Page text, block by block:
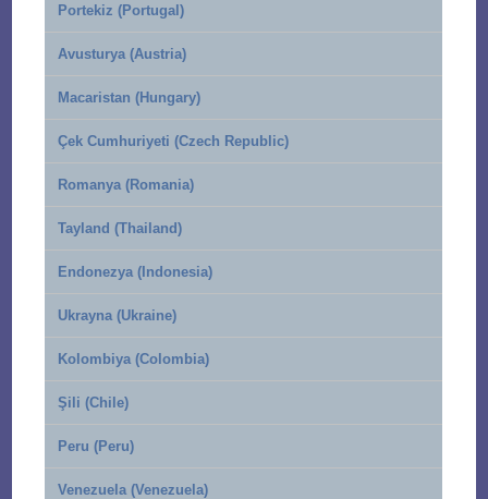
Portekiz (Portugal)
Avusturya (Austria)
Macaristan (Hungary)
Çek Cumhuriyeti (Czech Republic)
Romanya (Romania)
Tayland (Thailand)
Endonezya (Indonesia)
Ukrayna (Ukraine)
Kolombiya (Colombia)
Şili (Chile)
Peru (Peru)
Venezuela (Venezuela)